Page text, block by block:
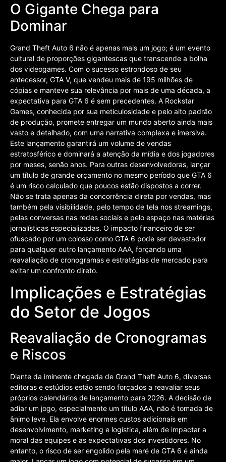
O Gigante Chega para
Dominar
Grand Theft Auto 6 não é apenas mais um jogo; é um evento
cultural de proporções gigantescas que transcende a bolha
dos videogames. Com o sucesso estrondoso de seu
antecessor, GTA V, que vendeu mais de 195 milhões de
cópias e manteve sua relevância por mais de uma década, a
expectativa para GTA 6 é sem precedentes. A Rockstar
Games, conhecida por sua meticulosidade e pelo alto padrão
de produção, promete entregar um mundo aberto ainda mais
vasto e detalhado, com uma narrativa complexa e imersiva.
Este lançamento garantirá um volume de vendas
estratosférico e dominará a atenção da mídia e dos jogadores
por meses, senão anos. Para outras desenvolvedoras, lançar
um título de grande orçamento no mesmo período que GTA 6
é um risco calculado que poucos estão dispostos a correr.
Não se trata apenas da concorrência direta por vendas, mas
também pela visibilidade, pelo tempo de tela nos streamings,
pelas conversas nas redes sociais e pelo espaço nas matérias
jornalísticas especializadas. O impacto financeiro de ser
ofuscado por um colosso como GTA 6 pode ser devastador
para qualquer outro lançamento AAA, forçando uma
reavaliação de cronogramas e estratégias de mercado para
evitar um confronto direto.
Implicações e Estratégias
do Setor de Jogos
Reavaliação de Cronogramas
e Riscos
Diante da iminente chegada de Grand Theft Auto 6, diversas
editoras e estúdios estão sendo forçados a reavaliar seus
próprios calendários de lançamento para 2026. A decisão de
adiar um jogo, especialmente um título AAA, não é tomada de
ânimo leve. Ela envolve enormes custos adicionais em
desenvolvimento, marketing e logística, além de impactar a
moral das equipes e as expectativas dos investidores. No
entanto, o risco de ser engolido pela maré de GTA 6 é ainda